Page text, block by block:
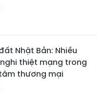
Nhật Bản: Nhiều
thiệt mạng trong
thương mại